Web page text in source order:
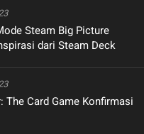
Steam Big Picture
dari Steam Deck
The Card Game Konfirmasi